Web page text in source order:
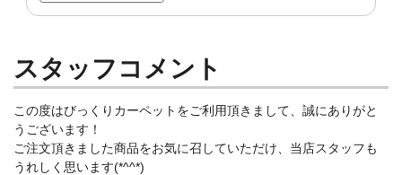
スタッフコメント
この度はびっくりカーペットをご利用頂きまして、誠にありがと
うございます！
ご注文頂きました商品をお気に召していただけ、当店スタッフも
うれしく思います(*^^*)